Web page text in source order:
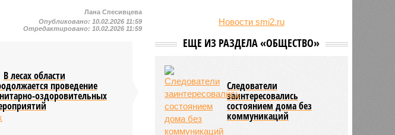
Лана Спесивцева
Опубликовано: 10.02.2026 11:59
Отредактировано: 10.02.2026 11:59
В лесах области
проведение
оздоровительных
бабушкамНовости smi2.ru
ЕЩЕ ИЗ РАЗДЕЛА «ОБЩЕСТВО»
Следователи
заинтересовались
состоянием дома без
коммуникаций